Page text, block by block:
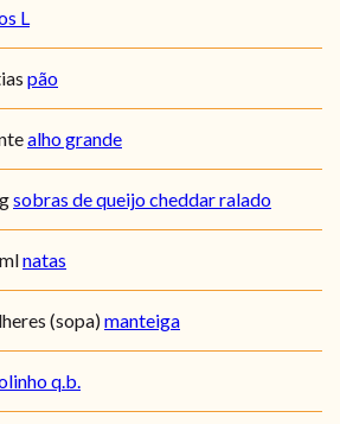
L
pão
alho grande
sobras de queijo cheddar ralado
natas
(sopa)manteiga
q.b.